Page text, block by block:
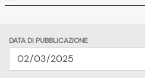
DATA DI PUBBLICAZIONE